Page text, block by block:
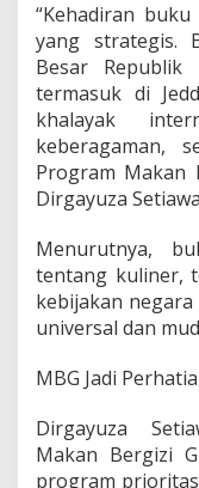
“Kehadiran
yang strategis.
Besar Republik
termasuk di
khalayak
keberagaman,
Program Makan
Dirgayuza
Menurutnya,
tentang kuliner,
kebijakan
universal dan
MBG Jadi
Dirgayuza
Makan Bergizi
program